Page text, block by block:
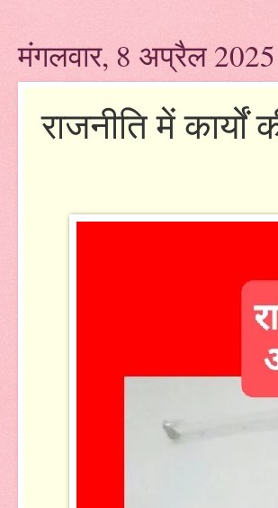
मंगलवार, 8 अप्रैल 2025
राजनीति में